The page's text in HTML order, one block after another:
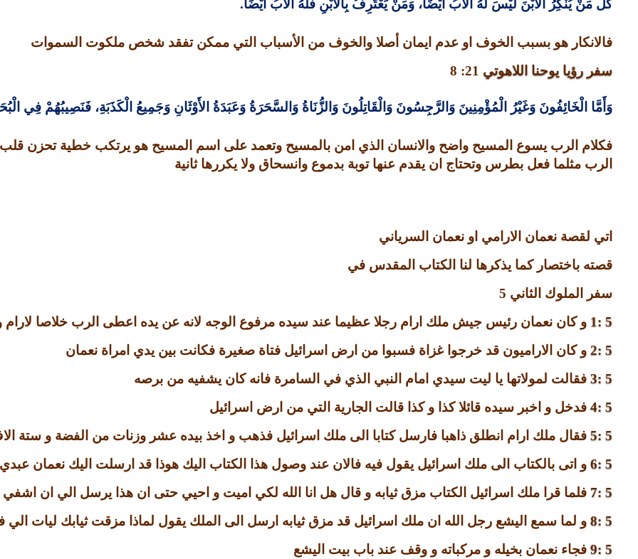
كُلُّ مَنْ يُنْكِرُ الابْنَ لَيْسَ لَهُ الآبُ أَيْضًا، وَمَنْ يَعْتَرِفُ بِالابْنِ فَلَهُ الآبُ أَيْضًا.
فالانكار هو بسبب الخوف او عدم ايمان أصلا والخوف من الأسباب التي ممكن تفقد شخص ملكوت السموات
سفر رؤيا يوحنا اللاهوتي 21: 8
وَأَمَّا الْخَائِفُونَ وَغَيْرُ الْمُؤْمِنِينَ وَالرَّجِسُونَ وَالْقَاتِلُونَ وَالزُّنَاةُ وَالسَّحَرَةُ وَعَبَدَةُ الأَوْثَانِ وَجَمِيعُ الْكَذَبَةِ، فَنَصِيبُهُمْ فِي
فكلام الرب يسوع المسيح واضح والانسان الذي امن بالمسيح وتعمد على اسم المسيح هو يرتكب خطية تحزن
الرب مثلما فعل بطرس وتحتاج ان يقدم عنها توبة بدموع وانسحاق ولا يكررها ثانية
اتي لقصة نعمان الارامي او نعمان السرياني
قصته باختصار كما يذكرها لنا الكتاب المقدس في
سفر الملوك الثاني 5
5 :1
و كان نعمان رئيس جيش ملك ارام رجلا عظيما عند سيده مرفوع الوجه لانه عن يده اعطى الرب خلاصا
5 :2
و كان الاراميون قد خرجوا غزاة فسبوا من ارض اسرائيل فتاة صغيرة فكانت بين يدي امراة نعمان
5 :3
فقالت لمولاتها يا ليت سيدي امام النبي الذي في السامرة فانه كان يشفيه من برصه
5 :4
فدخل و اخبر سيده قائلا كذا و كذا قالت الجارية التي من ارض اسرائيل
5 :5
فقال ملك ارام انطلق ذاهبا فارسل كتابا الى ملك اسرائيل فذهب و اخذ بيده عشر وزنات من الفضة و
5 :6
و اتى بالكتاب الى ملك اسرائيل يقول فيه فالان عند وصول هذا الكتاب اليك هوذا قد ارسلت اليك نعمان
5 :7
فلما قرا ملك اسرائيل الكتاب مزق ثيابه و قال هل انا الله لكي اميت و احيي حتى ان هذا يرسل الي ان اشفي
5 :8
و لما سمع اليشع رجل الله ان ملك اسرائيل قد مزق ثيابه ارسل الى الملك يقول لماذا مزقت ثيابك ليات الي
5 :9
فجاء نعمان بخيله و مركباته و وقف عند باب بيت اليشع